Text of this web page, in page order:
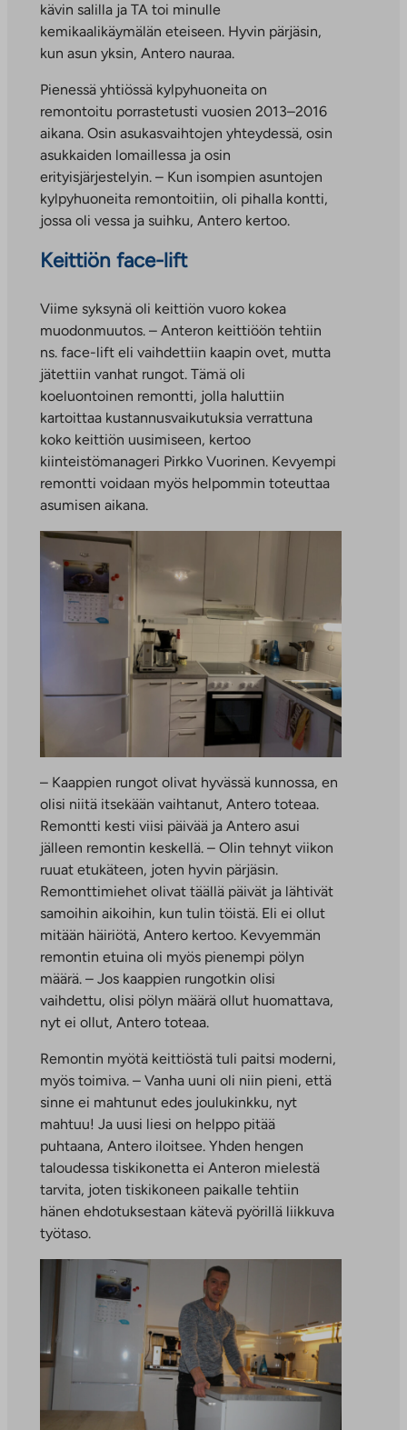
kävin salilla ja TA toi minulle
kemikaalikäymälän eteiseen. Hyvin pärjäsin,
kun asun yksin, Antero nauraa.
Pienessä yhtiössä kylpyhuoneita on
remontoitu porrastetusti vuosien 2013–2016
aikana. Osin asukasvaihtojen yhteydessä, osin
asukkaiden lomaillessa ja osin
erityisjärjestelyin. – Kun isompien asuntojen
kylpyhuoneita remontoitiin, oli pihalla kontti,
jossa oli vessa ja suihku, Antero kertoo.
Keittiön face-lift
Viime syksynä oli keittiön vuoro kokea
muodonmuutos. – Anteron keittiöön tehtiin
ns. face-lift eli vaihdettiin kaapin ovet, mutta
jätettiin vanhat rungot. Tämä oli
koeluontoinen remontti, jolla haluttiin
kartoittaa kustannusvaikutuksia verrattuna
koko keittiön uusimiseen, kertoo
kiinteistömanageri Pirkko Vuorinen. Kevyempi
remontti voidaan myös helpommin toteuttaa
asumisen aikana.
– Kaappien rungot olivat hyvässä kunnossa, en
olisi niitä itsekään vaihtanut, Antero toteaa.
Remontti kesti viisi päivää ja Antero asui
jälleen remontin keskellä. – Olin tehnyt viikon
ruuat etukäteen, joten hyvin pärjäsin.
Remonttimiehet olivat täällä päivät ja lähtivät
samoihin aikoihin, kun tulin töistä. Eli ei ollut
mitään häiriötä, Antero kertoo. Kevyemmän
remontin etuina oli myös pienempi pölyn
määrä. – Jos kaappien rungotkin olisi
vaihdettu, olisi pölyn määrä ollut huomattava,
nyt ei ollut, Antero toteaa.
Remontin myötä keittiöstä tuli paitsi moderni,
myös toimiva. – Vanha uuni oli niin pieni, että
sinne ei mahtunut edes joulukinkku, nyt
mahtuu! Ja uusi liesi on helppo pitää
puhtaana, Antero iloitsee. Yhden hengen
taloudessa tiskikonetta ei Anteron mielestä
tarvita, joten tiskikoneen paikalle tehtiin
hänen ehdotuksestaan kätevä pyörillä liikkuva
työtaso.